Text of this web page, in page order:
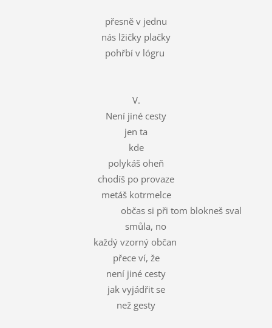
přesně v jednu
nás lžičky plačky
pohřbí v lógru
V.
Není jiné cesty
jen ta
kde
polykáš oheň
chodíš po provaze
metáš kotrmelce
občas si při tom blokneš sval
smůla, no
každý vzorný občan
přece ví, že
není jiné cesty
jak vyjádřit se
než gesty